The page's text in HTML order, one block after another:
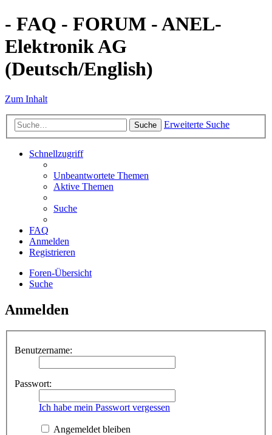
- FAQ - FORUM - ANEL-
Elektronik AG
(Deutsch/English)
Zum Inhalt
Suche Erweiterte Suche
Schnellzugriff
Unbeantwortete Themen
Aktive Themen
Suche
FAQ
Anmelden
Registrieren
Foren-Übersicht
Suche
Anmelden
Benutzername:
Passwort:
Ich habe mein Passwort vergessen
Angemeldet bleiben